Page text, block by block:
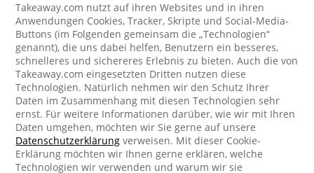
Takeaway.com nutzt auf ihren Websites und in ihren
Anwendungen Cookies, Tracker, Skripte und Social-Media-
Buttons (im Folgenden gemeinsam die „Technologien“
genannt), die uns dabei helfen, Benutzern ein besseres,
schnelleres und sichereres Erlebnis zu bieten. Auch die von
Takeaway.com eingesetzten Dritten nutzen diese
Technologien. Natürlich nehmen wir den Schutz Ihrer
Daten im Zusammenhang mit diesen Technologien sehr
ernst. Für weitere Informationen darüber, wie wir mit Ihren
Daten umgehen, möchten wir Sie gerne auf unsere
Datenschutzerklärung verweisen. Mit dieser Cookie-
Erklärung möchten wir Ihnen gerne erklären, welche
Technologien wir verwenden und warum wir sie